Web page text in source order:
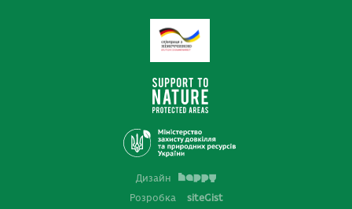
Дизайн
Розробка
siteGist